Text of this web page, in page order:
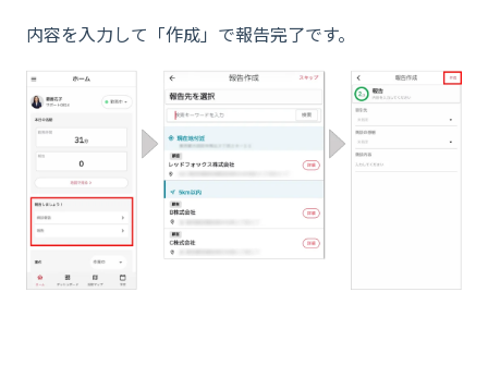
内容を入力して「作成」で報告完了です。